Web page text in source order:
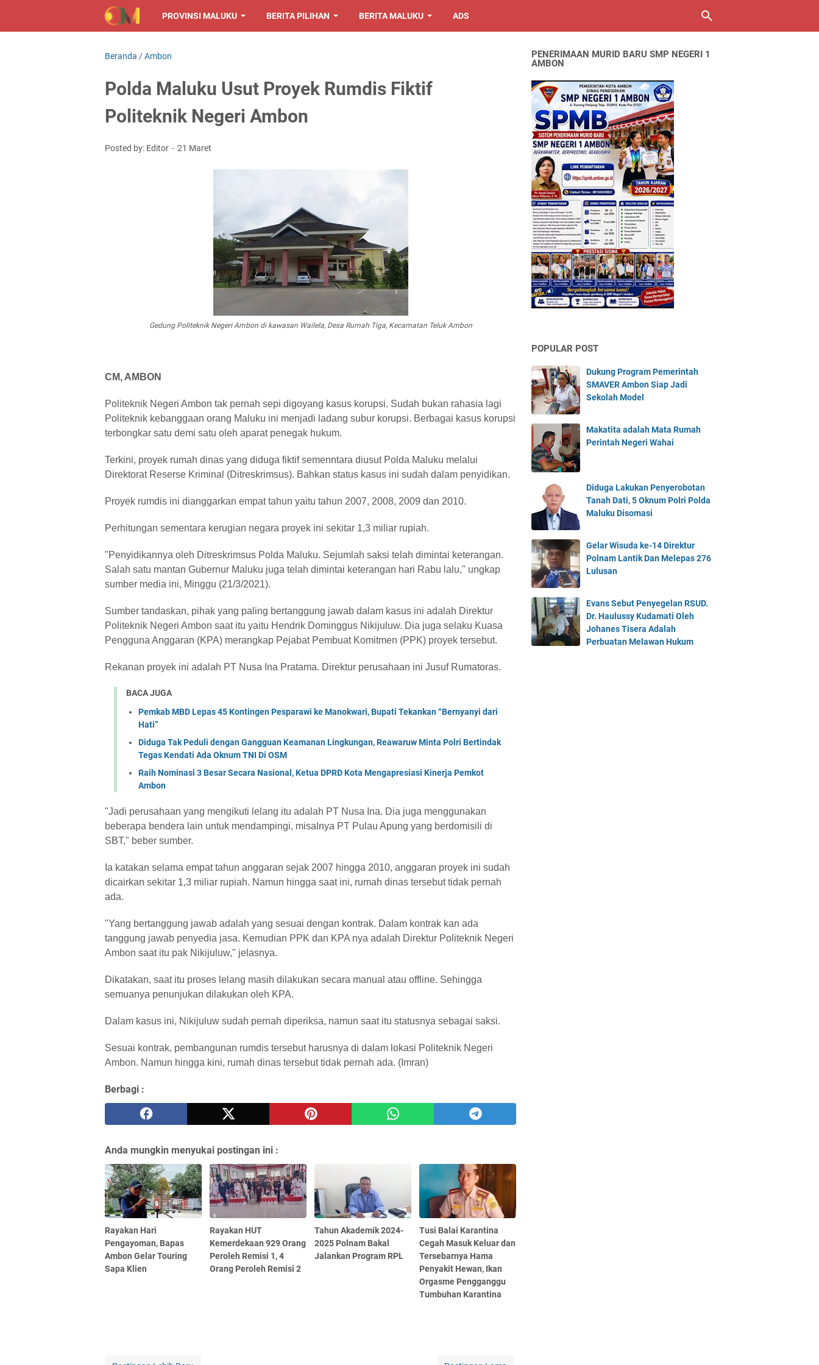
PROVINSI MALUKU BERITA PILIHAN BERITA MALUKU ADS
Beranda /Ambon
Polda Maluku Usut Proyek Rumdis Fiktif
Politeknik Negeri Ambon
Posted by: Editor 21 Maret
Gedung Politeknik Negeri Ambon di kawasan Wailela, Desa Rumah Tiga, Kecamatan Teluk Ambon
CM, AMBON
Politeknik Negeri Ambon tak pernah sepi digoyang kasus korupsi. Sudah bukan rahasia lagi
Politeknik kebanggaan orang Maluku ini menjadi ladang subur korupsi. Berbagai kasus korupsi
terbongkar satu demi satu oleh aparat penegak hukum.
Terkini, proyek rumah dinas yang diduga fiktif semenntara diusut Polda Maluku melalui
Direktorat Reserse Kriminal (Ditreskrimsus). Bahkan status kasus ini sudah dalam penyidikan.
Proyek rumdis ini dianggarkan empat tahun yaitu tahun 2007, 2008, 2009 dan 2010.
Perhitungan sementara kerugian negara proyek ini sekitar 1,3 miliar rupiah.
"Penyidikannya oleh Ditreskrimsus Polda Maluku. Sejumlah saksi telah dimintai keterangan.
Salah satu mantan Gubernur Maluku juga telah dimintai keterangan hari Rabu lalu," ungkap
sumber media ini, Minggu (21/3/2021).
Sumber tandaskan, pihak yang paling bertanggung jawab dalam kasus ini adalah Direktur
Politeknik Negeri Ambon saat itu yaitu Hendrik Dominggus Nikijuluw. Dia juga selaku Kuasa
Pengguna Anggaran (KPA) merangkap Pejabat Pembuat Komitmen (PPK) proyek tersebut.
Rekanan proyek ini adalah PT Nusa Ina Pratama. Direktur perusahaan ini Jusuf Rumatoras.
BACA JUGA
Pemkab MBD Lepas 45 Kontingen Pesparawi ke Manokwari, Bupati Tekankan “Bernyanyi dari
Hati” ‎
Diduga Tak Peduli dengan Gangguan Keamanan Lingkungan, Reawaruw Minta Polri Bertindak
Tegas Kendati Ada Oknum TNI Di OSM
Raih Nominasi 3 Besar Secara Nasional, Ketua DPRD Kota Mengapresiasi Kinerja Pemkot
Ambon
"Jadi perusahaan yang mengikuti lelang itu adalah PT Nusa Ina. Dia juga menggunakan
beberapa bendera lain untuk mendampingi, misalnya PT Pulau Apung yang berdomisili di
SBT," beber sumber.
Ia katakan selama empat tahun anggaran sejak 2007 hingga 2010, anggaran proyek ini sudah
dicairkan sekitar 1,3 miliar rupiah. Namun hingga saat ini, rumah dinas tersebut tidak pernah
ada.
"Yang bertanggung jawab adalah yang sesuai dengan kontrak. Dalam kontrak kan ada
tanggung jawab penyedia jasa. Kemudian PPK dan KPA nya adalah Direktur Politeknik Negeri
Ambon saat itu pak Nikijuluw," jelasnya.
Dikatakan, saat itu proses lelang masih dilakukan secara manual atau offline. Sehingga
semuanya penunjukan dilakukan oleh KPA.
Dalam kasus ini, Nikijuluw sudah pernah diperiksa, namun saat itu statusnya sebagai saksi.
Sesuai kontrak, pembangunan rumdis tersebut harusnya di dalam lokasi Politeknik Negeri
Ambon. Namun hingga kini, rumah dinas tersebut tidak pernah ada. (Imran)
Berbagi :
Anda mungkin menyukai postingan ini :
Rayakan Hari
Pengayoman, Bapas
Ambon Gelar Touring
Sapa Klien
Rayakan HUT
Kemerdekaan 929 Orang
Peroleh Remisi 1, 4
Orang Peroleh Remisi 2
Tahun Akademik 2024-
2025 Polnam Bakal
Jalankan Program RPL
Tusi Balai Karantina
Cegah Masuk Keluar dan
Tersebarnya Hama
Penyakit Hewan, Ikan
Orgasme Pengganggu
Tumbuhan Karantina
PENERIMAAN MURID BARU SMP NEGERI 1
AMBON
POPULAR POST
Dukung Program Pemerintah
SMAVER Ambon Siap Jadi
Sekolah Model
Makatita adalah Mata Rumah
Perintah Negeri Wahai
Diduga Lakukan Penyerobotan
Tanah Dati, 5 Oknum Polri Polda
Maluku Disomasi
Gelar Wisuda ke-14 Direktur
Polnam Lantik Dan Melepas 276
Lulusan
Evans Sebut Penyegelan RSUD.
Dr. Haulussy Kudamati Oleh
Johanes Tisera Adalah
Perbuatan Melawan Hukum